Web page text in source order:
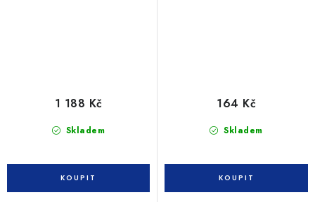
Skladem
1 188 Kč
Skladem
164 Kč